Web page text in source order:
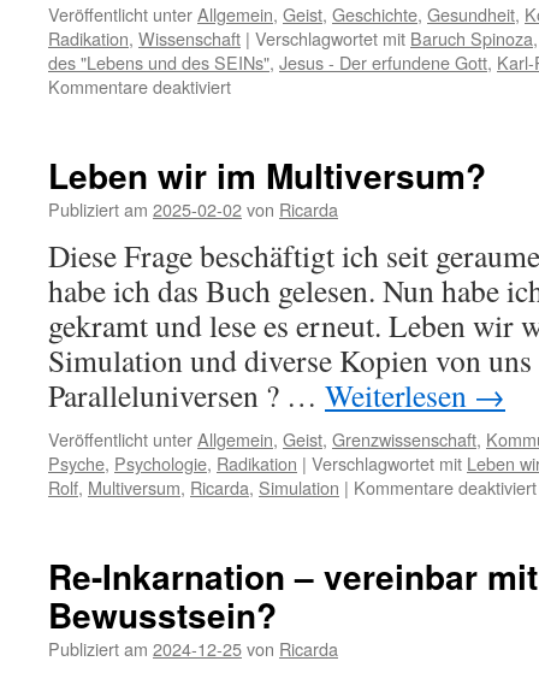
Veröffentlicht unterAllgemein, Geist, Geschichte, Gesundheit,
Radikation, Wissenschaft | Verschlagwortet mit Baruch Spinoza
des "Lebens und des SEINs", Jesus - Der erfundene Gott, Karl-
Kommentare deaktiviertfür
es
egal,
Du
glaubst
Leben wir im Multiversum?
Publiziert am 2025-02-02von Ricarda
Diese Frage beschäftigt ich seit
habe ich das Buch gelesen. Nun habe
gekramt und lese es erneut. Leben wir
Simulation und diverse Kopien von
Paralleluniversen ? … Weiterlesen →
Veröffentlicht unterAllgemein, Geist, Grenzwissenschaft,
Psyche, Psychologie, Radikation | Verschlagwortet mit Leben
Rolf, Multiversum, Ricarda, Simulation | Kommentare deaktiviert
Re-Inkarnation – vereinbar
Bewusstsein?
Publiziert am 2024-12-25von Ricarda